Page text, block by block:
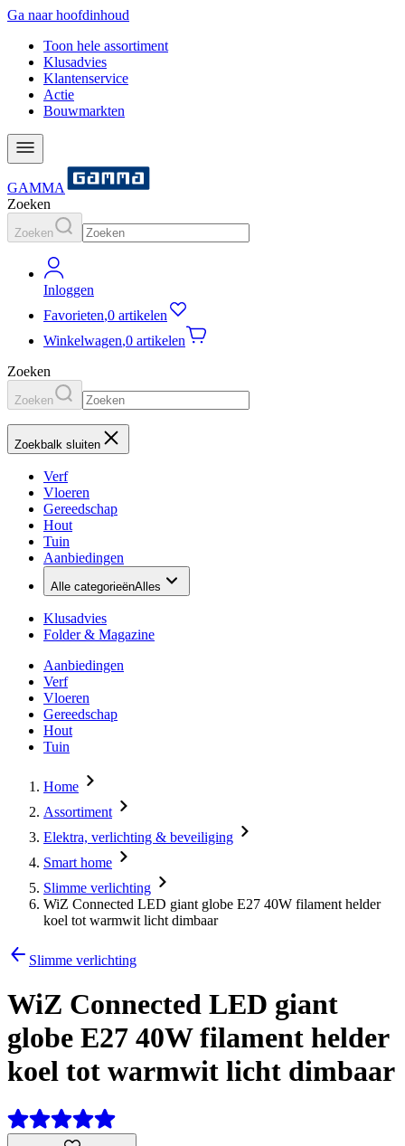
Ga naar hoofdinhoud
Toon hele assortiment
Klusadvies
Klantenservice
Actie
Bouwmarkten
GAMMA
Zoeken
Zoeken
Inloggen
Favorieten,0 artikelen
Winkelwagen,0 artikelen
Zoeken
Zoeken
Zoekbalk sluiten
Verf
Vloeren
Gereedschap
Hout
Tuin
Aanbiedingen
Alle categorieënAlles
Klusadvies
Folder & Magazine
Aanbiedingen
Verf
Vloeren
Gereedschap
Hout
Tuin
Home
Assortiment
Elektra, verlichting & beveiliging
Smart home
Slimme verlichting
WiZ Connected LED giant globe E27 40W filament helder
koel tot warmwit licht dimbaar
Slimme verlichting
WiZ Connected LED giant
globe E27 40W filament helder
koel tot warmwit licht dimbaar